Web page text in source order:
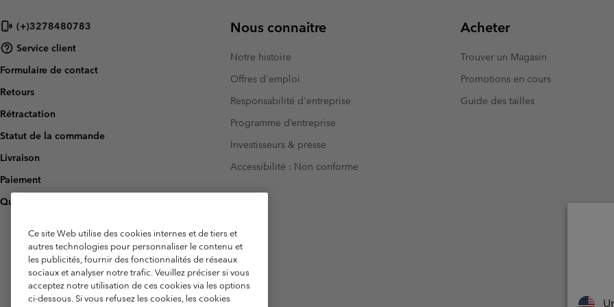
(+)3278480783
Service client
Formulaire de contact
Retours
Rétractation
Statut de la commande
Livraison
Paiement
Questions fréquentes
Nous connaitre
Notre histoire
Offres d'emploi
Responsabilité d'entreprise
Programme d’entreprise
Investisseurs & presse
Accessibilité : Non conforme
Acheter
Trouver un Magasin
Promotions en cours
Guide des tailles
Ce site Web utilise des cookies internes et de tiers et
autres technologies pour personnaliser le contenu et
les publicités, fournir des fonctionnalités de réseaux
sociaux et analyser notre trafic. Veuillez préciser si vous
acceptez notre utilisation de ces cookies via les options
ci-dessous. Si vous refusez les cookies, les cookies